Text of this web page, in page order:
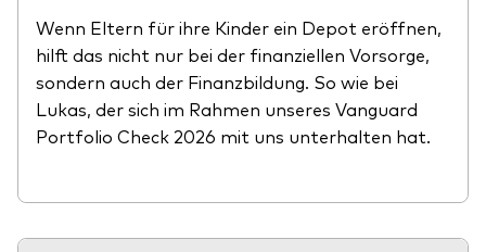
Wenn Eltern für ihre Kinder ein Depot eröffnen,
hilft das nicht nur bei der finanziellen Vorsorge,
sondern auch der Finanzbildung. So wie bei
Lukas, der sich im Rahmen unseres Vanguard
Portfolio Check 2026 mit uns unterhalten hat.